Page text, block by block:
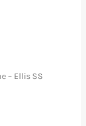
– Ellis SS